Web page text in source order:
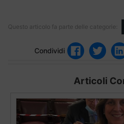
Questo articolo fa parte delle categorie:
Condividi
Articoli